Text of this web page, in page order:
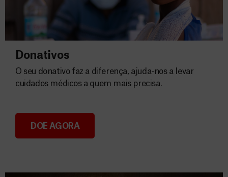
Donativos
Donativos
O seu donativo faz a diferença, ajuda-nos a levar
cuidados médicos a quem mais precisa.
DOE AGORA